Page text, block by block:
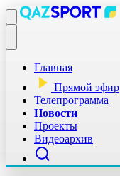
Главная
Прямой эфир
Телепрограмма
Новости
Проекты
Видеоархив